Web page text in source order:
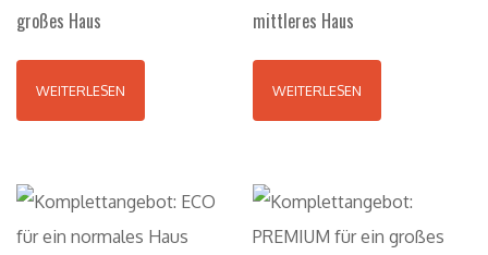
großes Haus
WEITERLESEN
mittleres Haus
WEITERLESEN